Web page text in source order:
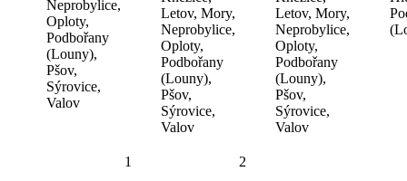
Neprobylice,
Oploty,
Podbořany
(Louny),
Pšov,
Sýrovice,
Valov
Letov, Mory,
Neprobylice,
Oploty,
Podbořany
(Louny),
Pšov,
Sýrovice,
Valov
Letov, Mory,
Neprobylice,
Oploty,
Podbořany
(Louny),
Pšov,
Sýrovice,
Valov
1 2